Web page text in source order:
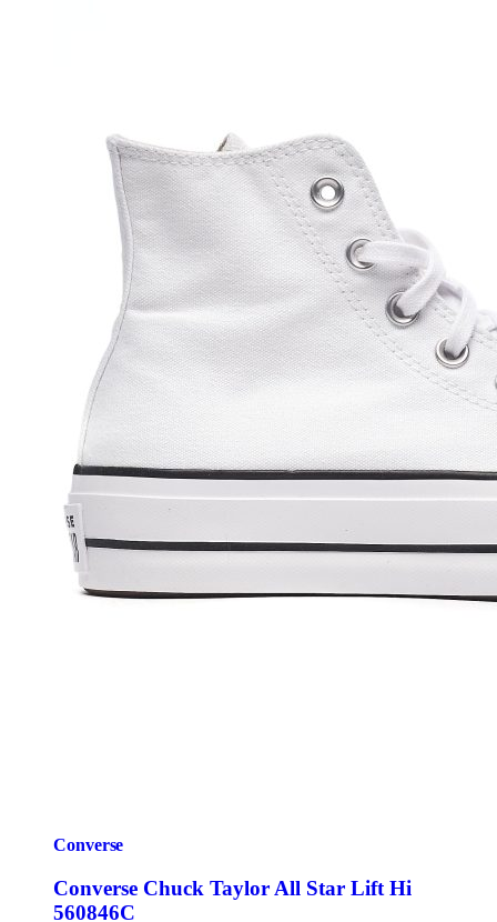
Converse
Converse Chuck Taylor All Star Lift Hi
560846C